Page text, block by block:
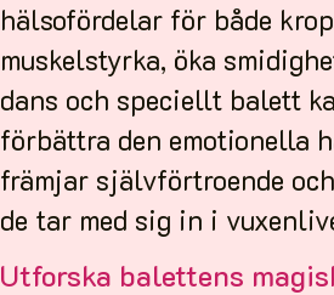
hälsofördelar för både
muskelstyrka, öka
dans och speciellt balett
förbättra den emotionella
främjar självförtroende
de tar med sig in i
Utforska balettens